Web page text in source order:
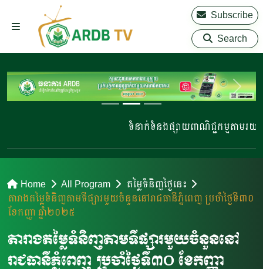
Subscribe
Search
ទំនាក់ទំនងផ្សាយពាណិជ្ជកម្មតាមរយៈ
Home All Program
តម្លៃទំនិញថ្ងៃនេះ
តារាងតម្លៃទំនិញតាមទីផ្សារមួយចំនួននៅរាជធានីភ្នំពេញ ប្រចាំថ្ងៃទី៣០
ខែកញ្ញា ឆ្នាំ២០២៥
តារាងតម្លៃទំនិញតាមទីផ្សារមួយចំនួននៅ
រាជធានីភ្នំពេញ ប្រចាំថ្ងៃទី៣០ ខែកញ្ញា